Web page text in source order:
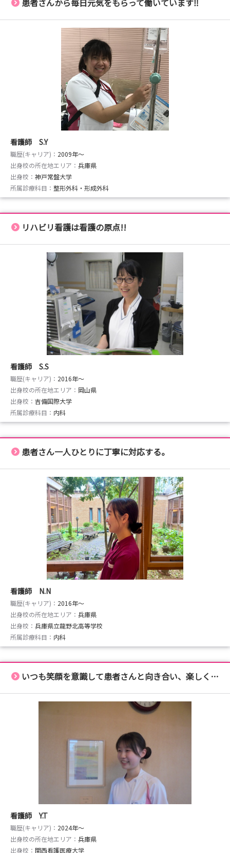
患者さんから毎日元気をもらって働いています‼
看護師 S.Y
職歴(キャリア)： 2009年〜
出身校の所在地エリア： 兵庫県
出身校： 神戸常盤大学
所属診療科目： 整形外科・形成外科
リハビリ看護は看護の原点!!
看護師 S.S
職歴(キャリア)： 2016年〜
出身校の所在地エリア： 岡山県
出身校： 吉備国際大学
所属診療科目： 内科
患者さん一人ひとりに丁寧に対応する。
看護師 N.N
職歴(キャリア)： 2016年〜
出身校の所在地エリア： 兵庫県
出身校： 兵庫県立龍野北高等学校
所属診療科目： 内科
いつも笑顔を意識して患者さんと向き合い、楽しく看護を実践！
看護師 Y.T
職歴(キャリア)： 2024年〜
出身校の所在地エリア： 兵庫県
出身校： 関西看護医療大学